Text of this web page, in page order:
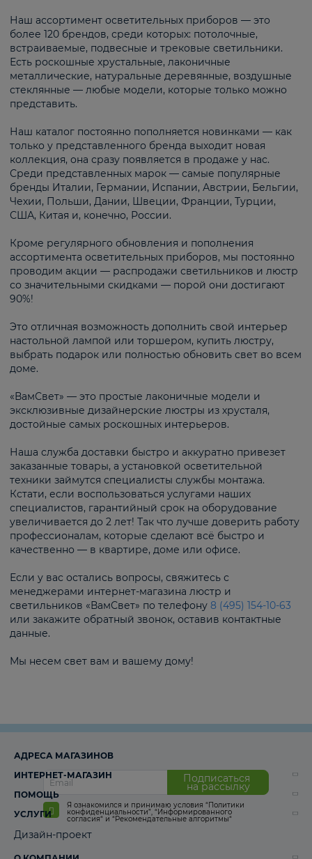
Наш ассортимент осветительных приборов — это
более 120 брендов, среди которых: потолочные,
встраиваемые, подвесные и трековые светильники.
Есть роскошные хрустальные, лаконичные
металлические, натуральные деревянные, воздушные
стеклянные — любые модели, которые только можно
представить.
Наш каталог постоянно пополняется новинками — как
только у представленного бренда выходит новая
коллекция, она сразу появляется в продаже у нас.
Среди представленных марок — самые популярные
бренды Италии, Германии, Испании, Австрии, Бельгии,
Чехии, Польши, Дании, Швеции, Франции, Турции,
США, Китая и, конечно, России.
Кроме регулярного обновления и пополнения
ассортимента осветительных приборов, мы постоянно
проводим акции — распродажи светильников и люстр
со значительными скидками — порой они достигают
90%!
Это отличная возможность дополнить свой интерьер
настольной лампой или торшером, купить люстру,
выбрать подарок или полностью обновить свет во всем
доме.
«ВамСвет» — это простые лаконичные модели и
эксклюзивные дизайнерские люстры из хрусталя,
достойные самых роскошных интерьеров.
Наша служба доставки быстро и аккуратно привезет
заказанные товары, а установкой осветительной
техники займутся специалисты службы монтажа.
Кстати, если воспользоваться услугами наших
специалистов, гарантийный срок на оборудование
увеличивается до 2 лет! Так что лучше доверить работу
профессионалам, которые сделают всё быстро и
качественно — в квартире, доме или офисе.
Если у вас остались вопросы, свяжитесь с
менеджерами интернет-магазина люстр и
светильников «ВамСвет» по телефону 8 (495) 154-10-63
или закажите обратный звонок, оставив контактные
данные.
Мы несем свет вам и вашему дому!
Подписаться
на рассылку
Я ознакомился и принимаю условия “Политики
конфиденциальности”, “Информированного
согласия“ и “Рекомендательные алгоритмы“
АДРЕСА МАГАЗИНОВ
ИНТЕРНЕТ-МАГАЗИН
ПОМОЩЬ
УСЛУГИ
Дизайн-проект